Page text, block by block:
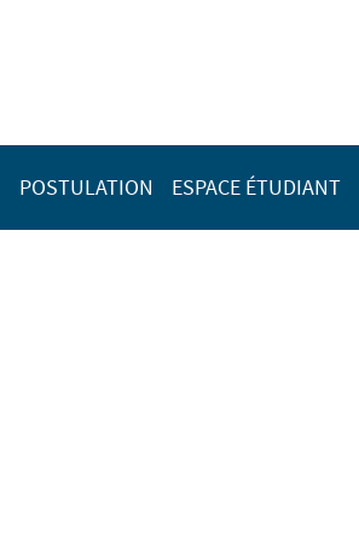
POSTULATION ESPACE ÉTUDIANT